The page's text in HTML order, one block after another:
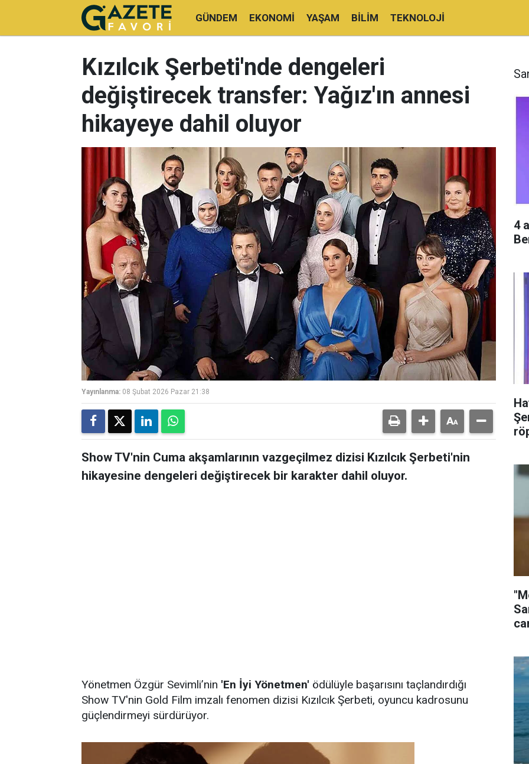
GÜNDEM EKONOMI YAŞAM BILIM TEKNOLOJI
Kızılcık Şerbeti'nde dengeleri
değiştirecek transfer: Yağız'ın annesi
hikayeye dahil oluyor
Yayınlanma: 08 Şubat 2026 Pazar 21:38
Show TV'nin Cuma akşamlarının vazgeçilmez dizisi Kızılcık Şerbeti'nin
hikayesine dengeleri değiştirecek bir karakter dahil oluyor.
Yönetmen Özgür Sevimli’nin 'En İyi Yönetmen' ödülüyle başarısını taçlandırdığı
Show TV'nin Gold Film imzalı fenomen dizisi Kızılcık Şerbeti, oyuncu kadrosunu
güçlendirmeyi sürdürüyor.
4